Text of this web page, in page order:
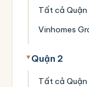
Tất cả Quận
Vinhomes
Quận 2
Tất cả Quận